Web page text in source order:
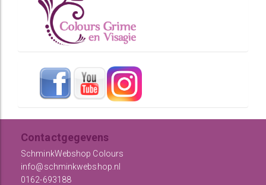
Contactgegevens
SchminkWebshop Colours
info@schminkwebshop.nl
0162-693188